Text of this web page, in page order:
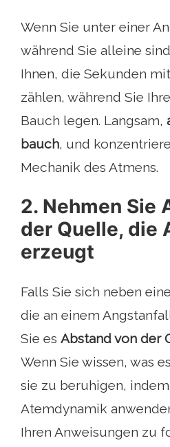
Wenn Sie unter einer
während Sie alleine
Ihnen, die Sekunden
zählen, während Sie
Bauch legen. Langsam,
bauch, und
Mechanik des Atmens.
2. Nehmen Sie
der Quelle, die
erzeugt
Falls Sie sich neben
die an einem
Sie es Abstand von der
Wenn Sie wissen, was
sie zu beruhigen,
Atemdynamik
Ihren Anweisungen zu